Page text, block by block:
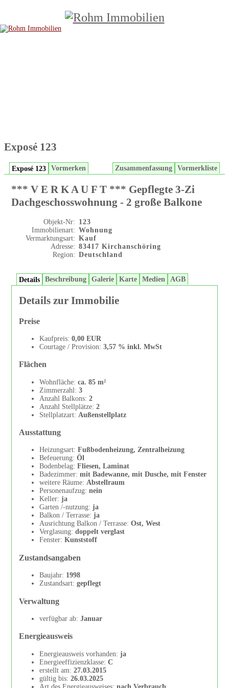
Exposé 123
Exposé 123 Vormerken Vormerkliste
Zusammenfassung
*** V E R K A U F T *** Gepflegte 3-Zi
Dachgeschosswohnung - 2 große Balkone
Objekt-Nr: 123
Immobilienart: Wohnung
Vermarktungsart: Kauf
Adresse: 83417 Kirchanschöring
Region: Deutschland
Details Beschreibung Galerie Karte Medien AGB
Details zur Immobilie
Preise
Kaufpreis: 0,00 EUR
Courtage / Provision: 3,57 % inkl. MwSt
Flächen
Wohnfläche: ca. 85 m²
Zimmerzahl: 3
Anzahl Balkons: 2
Anzahl Stellplätze: 2
Stellplatzart: Außenstellplatz
Ausstattung
Heizungsart: Fußbodenheizung, Zentralheizung
Befeuerung: Öl
Bodenbelag: Fliesen, Laminat
Badezimmer: mit Badewanne, mit Dusche, mit Fenster
weitere Räume: Abstellraum
Personenaufzug: nein
Keller: ja
Garten /-nutzung: ja
Balkon / Terrasse: ja
Ausrichtung Balkon / Terrasse: Ost, West
Verglasung: doppelt verglast
Fenster: Kunststoff
Zustandsangaben
Baujahr: 1998
Zustandsart: gepflegt
Verwaltung
verfügbar ab: Januar
Energieausweis
Energieausweis vorhanden: ja
Energieeffizienzklasse: C
erstellt am: 27.03.2015
gültig bis: 26.03.2025